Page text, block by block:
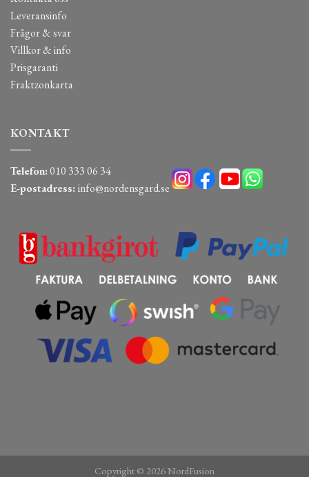
Leveransinfo
Frågor & svar
Villkor & info
Prisgaranti
Fraktzonkarta
KONTAKT
Telefon:010 333 06 34
E-postadress: info@nordensgard.se
Copyright © 2026 NordFusion